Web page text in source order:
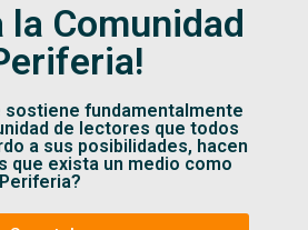
la Comunidad
sostiene fundamentalmente
de lectores que todos
a sus posibilidades, hacen
que exista un medio como
Periferia?